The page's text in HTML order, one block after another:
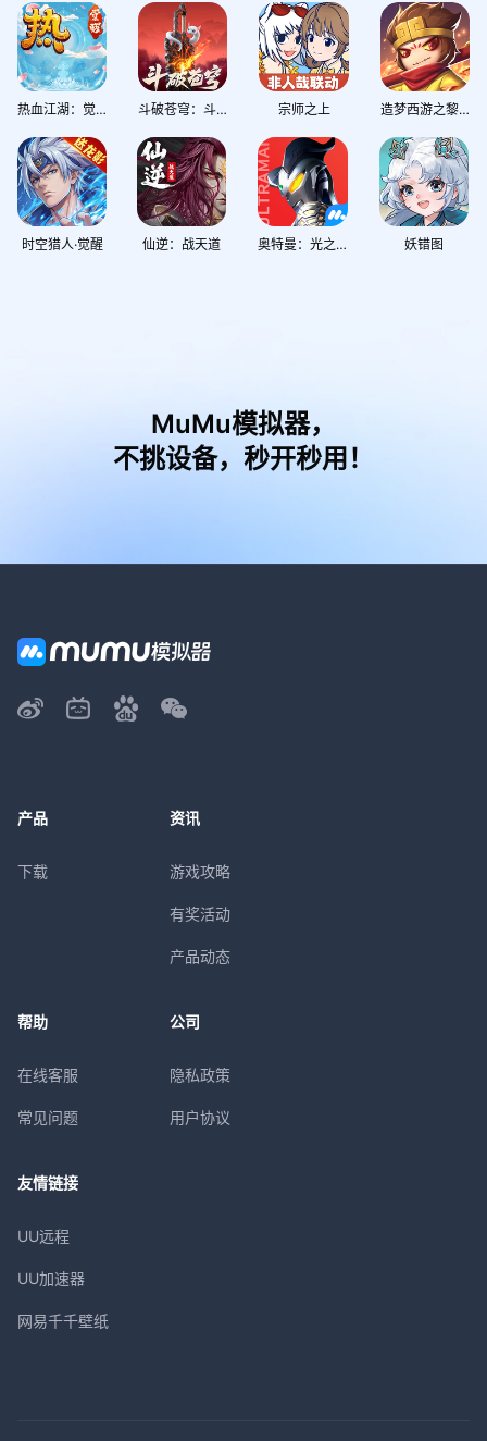
热血江湖：觉醒 斗破苍穹：斗帝之路 宗师之上 造梦西游之黎尤浩劫篇
时空猎人·觉醒 仙逆：战天道 奥特曼：光之战士 妖错图
MuMu模拟器，
不挑设备，秒开秒用！
产品
下载
资讯
游戏攻略
有奖活动
产品动态
帮助
在线客服
常见问题
公司
隐私政策
用户协议
友情链接
UU远程
UU加速器
网易千千壁纸